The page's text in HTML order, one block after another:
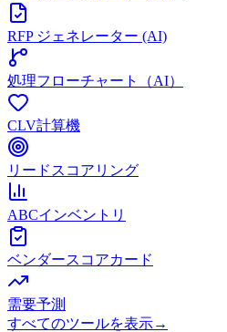
RFP ジェネレーター (AI)
処理フローチャート（AI）
CLV計算機
リードスコアリング
ABCインベントリ
ベンダースコアカード
需要予測
すべてのツールを表示→